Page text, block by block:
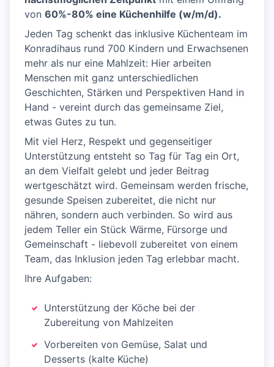
von 60%-80% eine Küchenhilfe (w/m/d).
Jeden Tag schenkt das inklusive Küchenteam im
Konradihaus rund 700 Kindern und Erwachsenen
mehr als nur eine Mahlzeit: Hier arbeiten
Menschen mit ganz unterschiedlichen
Geschichten, Stärken und Perspektiven Hand in
Hand - vereint durch das gemeinsame Ziel,
etwas Gutes zu tun.
Mit viel Herz, Respekt und gegenseitiger
Unterstützung entsteht so Tag für Tag ein Ort,
an dem Vielfalt gelebt und jeder Beitrag
wertgeschätzt wird. Gemeinsam werden frische,
gesunde Speisen zubereitet, die nicht nur
nähren, sondern auch verbinden. So wird aus
jedem Teller ein Stück Wärme, Fürsorge und
Gemeinschaft - liebevoll zubereitet von einem
Team, das Inklusion jeden Tag erlebbar macht.
Ihre Aufgaben:
Unterstützung der Köche bei der
Zubereitung von Mahlzeiten
Vorbereiten von Gemüse, Salat und
Desserts (kalte Küche)